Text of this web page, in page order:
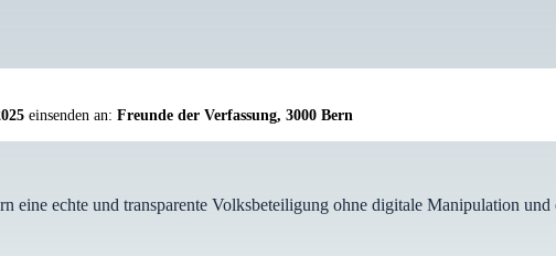
einsenden an:Freunde der Verfassung, 3000 Bern
eine echte und transparente Volksbeteiligung ohne digitale Manipulation